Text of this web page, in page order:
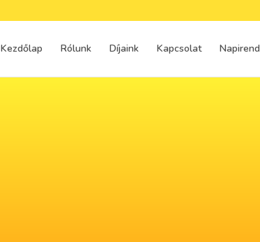
Kezdőlap Rólunk Díjaink Kapcsolat Napirend